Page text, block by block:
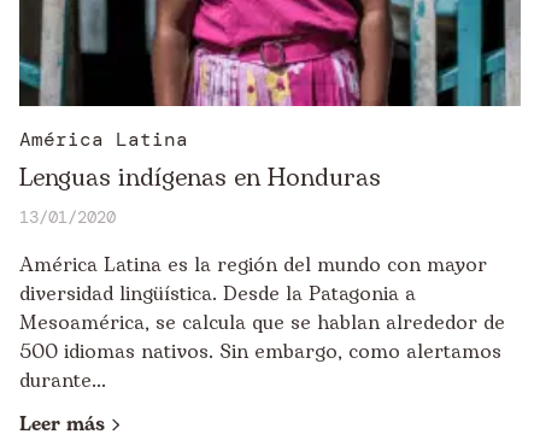
América Latina
Lenguas indígenas en Honduras
13/01/2020
América Latina es la región del mundo con mayor
diversidad lingüística. Desde la Patagonia a
Mesoamérica, se calcula que se hablan alrededor de
500 idiomas nativos. Sin embargo, como alertamos
durante...
Leer más